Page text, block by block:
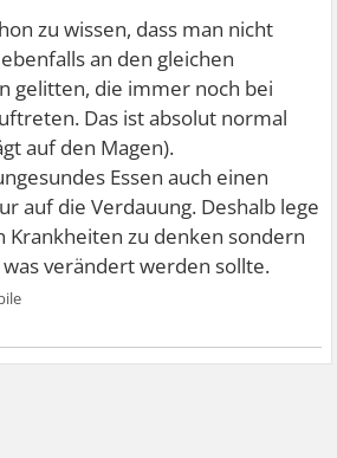
zu wissen, dass man nicht
an den gleichen
gelitten, die immer noch bei
Das ist absolut normal
auf den Magen).
Essen auch einen
auf die Verdauung. Deshalb lege
Krankheiten zu denken sondern
verändert werden sollte.